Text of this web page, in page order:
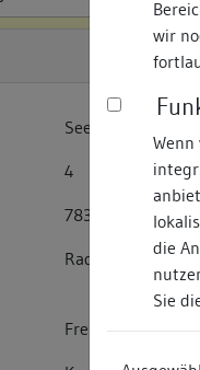
wir
die
Sie
Seestraße
4
78315
Radolfzell
Freiburg